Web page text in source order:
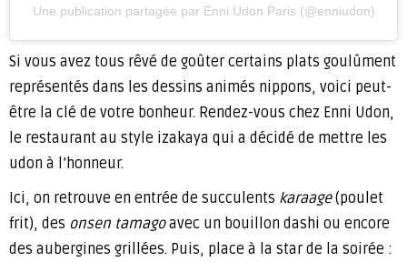
Une publication partagée par Enni Udon Paris (@enniudon)
Si vous avez tous rêvé de goûter certains plats goulûment
représentés dans les dessins animés nippons, voici peut-
être la clé de votre bonheur. Rendez-vous chez Enni Udon,
le restaurant au style izakaya qui a décidé de mettre les
udon à l’honneur.
Ici, on retrouve en entrée de succulents karaage(poulet
frit), des onsen tamagoavec un bouillon dashi ou encore
des aubergines grillées. Puis, place à la star de la soirée :